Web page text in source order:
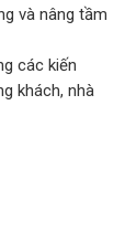
và nâng tầm
các kiến
khách, nhà